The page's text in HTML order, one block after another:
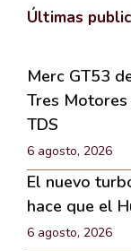
Últimas
Merc GT53
Tres
TDS
6 agosto, 2026
El nuevo
hace que el
6 agosto, 2026